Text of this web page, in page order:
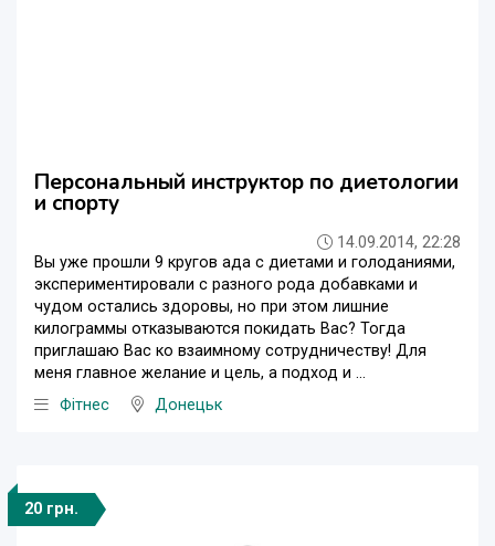
Персональный инструктор по диетологии
и спорту
14.09.2014, 22:28
Вы уже прошли 9 кругов ада с диетами и голоданиями,
экспериментировали с разного рода добавками и
чудом остались здоровы, но при этом лишние
килограммы отказываются покидать Вас? Тогда
приглашаю Вас ко взаимному сотрудничеству! Для
меня главное желание и цель, а подход и ...
Фітнес
Донецьк
20 грн.